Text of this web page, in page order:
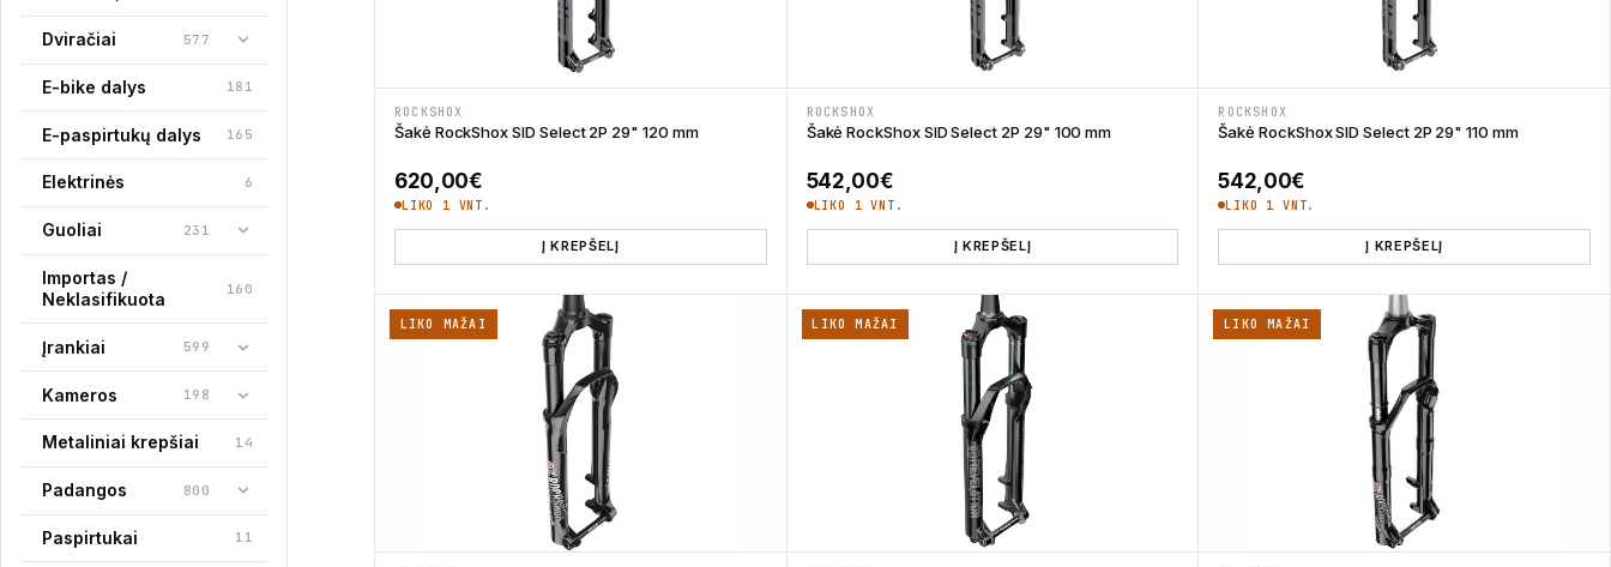
Dviračiai 577
E-bike dalys 181
E-paspirtukų dalys 165
Elektrinės 6
Guoliai 231
Importas /
Neklasifikuota
160
Įrankiai 599
Kameros 198
Metaliniai krepšiai 14
Padangos 800
Paspirtukai 11
ROCKSHOX
Šakė RockShox SID Select 2P 29" 120 mm
620,00€
LIKO 1 VNT.
Į KREPŠELĮ
ROCKSHOX
Šakė RockShox SID Select 2P 29" 100 mm
542,00€
LIKO 1 VNT.
Į KREPŠELĮ
ROCKSHOX
Šakė RockShox SID Select 2P 29" 110 mm
542,00€
LIKO 1 VNT.
Į KREPŠELĮ
LIKO MAŽAI LIKO MAŽAI LIKO MAŽAI